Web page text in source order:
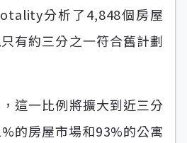
分析了4,848個房屋
有約三分之一符合舊計劃
這一比例將擴大到近三分
的房屋市場和93%的公寓